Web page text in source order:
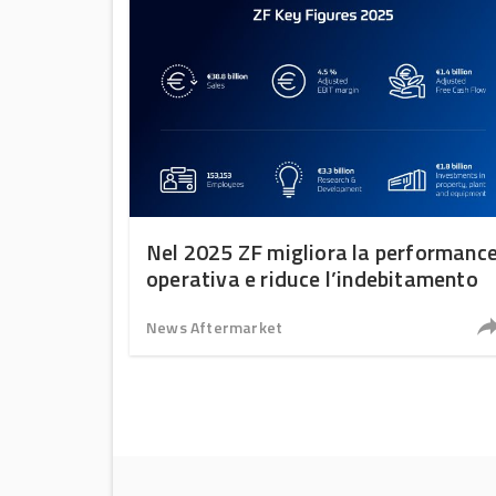
Nel 2025 ZF migliora la
operativa e riduce l’indebitamento
News Aftermarket